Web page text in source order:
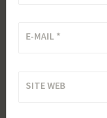
E-MAIL *
SITE WEB